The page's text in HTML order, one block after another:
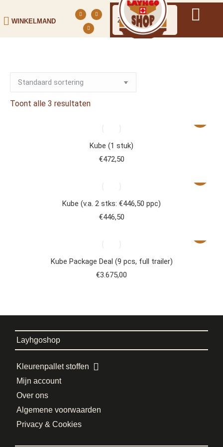
WINKELMAND
Toont alle 3 resultaten
Kube (1 stuk)
€472,50
Kube (v.a. 2 stks: €446,50 ppc)
€446,50
Kube Package Deal (9 pcs, full trailer)
€3.675,00
Layhgoshop
Kleurenpallet stoffen
Mijn account
Over ons
Algemene voorwaarden
Privacy & Cookies